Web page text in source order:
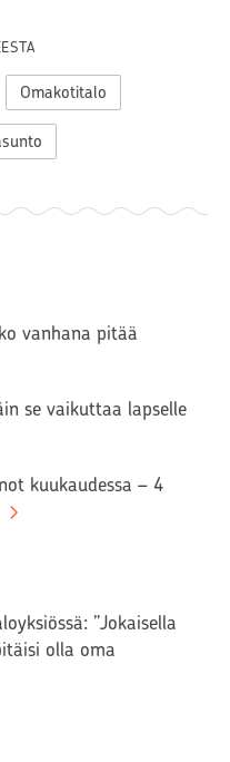
Omakotitalo
vanhana pitää
se vaikuttaa lapselle
kuukaudessa – 4
”Jokaisella
olla oma